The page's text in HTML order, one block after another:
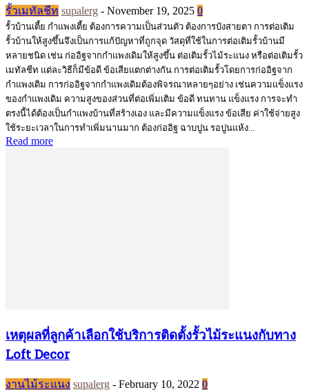
รั้วเมทัลชีท supalerg - November 19, 2025 0
รั้วบ้านเตี้ย กำแพงเตี้ย ต้องการความเป็นส่วนตัว ต้องการบังสายตา การต่อเติม
รั้วบ้านให้สูงขึ้นจึงเป็นการแก้ปัญหาที่ถูกจุด วัสดุที่ใช้ในการต่อเติมรั้วบ้านมี
หลายชนิด เช่น ก่ออิฐจากกำแพงเดิมให้สูงขึ้น ต่อเติมรั้วไม้ระแนง หรือต่อเติมรั้ว
เมทัลชีท แต่ละวิธีก็มีข้อดี ข้อเสียแตกต่างกัน การต่อเติมรั้วโดยการก่ออิฐจาก
กำแพงเดิม การก่ออิฐจากกำแพงเดิมต้องพิจรณาหลายๆอย่าง เช่นความแข็งแรง
ของกำแพงเดิม ความสูงของส่วนที่ต่อเพิ่มเติม ข้อดี ทนทาน แข็งแรง การจะทำ
ตรงนี้ได้ต้องเป็นกำแพงบ้านที่สร้างเอง และมีความแข็งแรง ข้อเสีย ค่าใช้จ่ายสูง
ใช้ระยะเวลาในการทำเพิ่มนานมาก ต้องก่ออิฐ ฉาบปูน รอปูนแห้ง...
Read more
เหตุผลที่ลูกค้าเลือกใช้บริการติดตั้งรั้วไม้ระแนงกับทาง
Loft Decor
งานไม้ระแนง supalerg - February 10, 2022 0